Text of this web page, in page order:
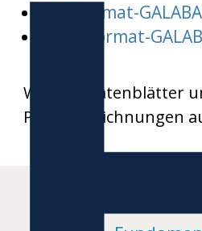
PDF-Format-
Word-Format-
Weitere Datenblätter
Produktzeichnungen